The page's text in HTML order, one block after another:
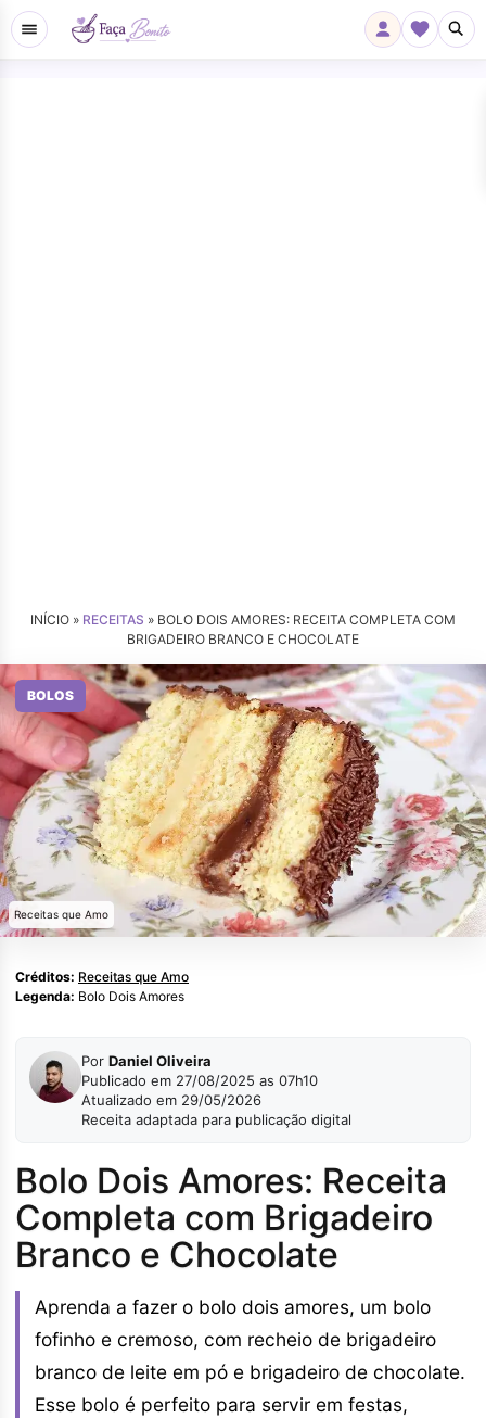
INÍCIO » RECEITAS » BOLO DOIS AMORES: RECEITA COMPLETA COM
BRIGADEIRO BRANCO E CHOCOLATE
BOLOS
Receitas que Amo
Créditos: Receitas que Amo
Legenda: Bolo Dois Amores
Por Daniel Oliveira
Publicado em 27/08/2025 as 07h10
Atualizado em 29/05/2026
Receita adaptada para publicação digital
Bolo Dois Amores: Receita
Completa com Brigadeiro
Branco e Chocolate
Aprenda a fazer o bolo dois amores, um bolo
fofinho e cremoso, com recheio de brigadeiro
branco de leite em pó e brigadeiro de chocolate.
Esse bolo é perfeito para servir em festas,